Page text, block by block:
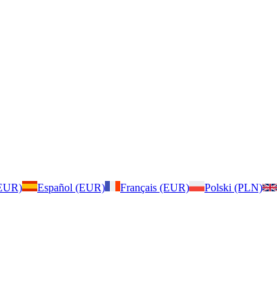
Español (EUR) Français (EUR) Polski (PLN)